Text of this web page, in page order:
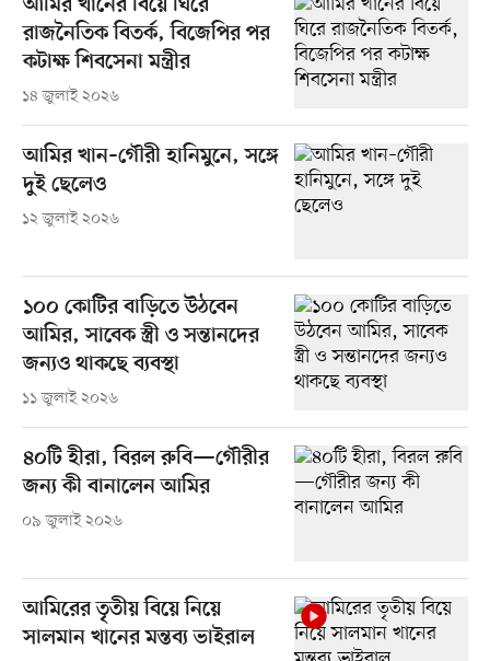
আমির খানের বিয়ে ঘিরে
রাজনৈতিক বিতর্ক, বিজেপির পর
কটাক্ষ শিবসেনা মন্ত্রীর
১৪ জুলাই ২০২৬
আমির খান–গৌরী হানিমুনে, সঙ্গে
দুই ছেলেও
১২ জুলাই ২০২৬
১০০ কোটির বাড়িতে উঠবেন
আমির, সাবেক স্ত্রী ও সন্তানদের
জন্যও থাকছে ব্যবস্থা
১১ জুলাই ২০২৬
৪০টি হীরা, বিরল রুবি—গৌরীর
জন্য কী বানালেন আমির
০৯ জুলাই ২০২৬
আমিরের তৃতীয় বিয়ে নিয়ে
সালমান খানের মন্তব্য ভাইরাল